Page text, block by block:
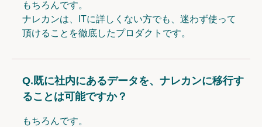
もちろんです。
ナレカンは、ITに詳しくない方でも、迷わず使って
頂けることを徹底したプロダクトです。
Q.既に社内にあるデータを、ナレカンに移行す
ることは可能ですか？
もちろんです。